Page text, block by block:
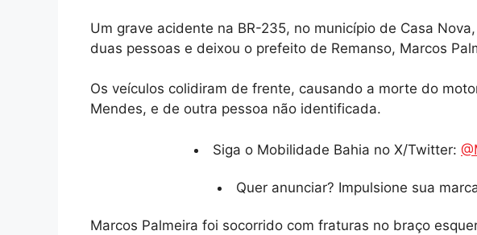
Um grave acidente na BR-235, no município de Casa
duas pessoas e deixou o prefeito de Remanso, Marcos
Os veículos colidiram de frente, causando a morte do
Mendes, e de outra pessoa não identificada.
Siga o Mobilidade Bahia no X/Twitter:
Quer anunciar? Impulsione sua
Marcos Palmeira foi socorrido com fraturas no braço